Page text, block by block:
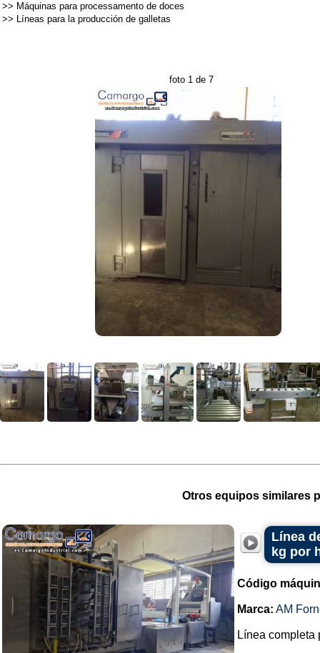
>> Máquinas para processamento de doces
>> Líneas para la producción de galletas
foto 1 de 7
Otros equipos similares
Línea
kg por
Código
Marca: AM
Línea completa